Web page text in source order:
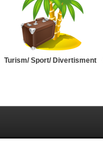
Turism/ Sport/ Divertisment